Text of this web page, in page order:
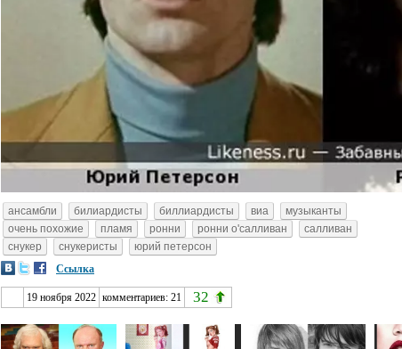
ансамбли билиардисты биллиардисты виа
музыканты
очень похожие
пламя ронни ронни о'салливан
салливан
снукер
снукеристы
юрий петерсон
Ссылка
19 ноября 2022 комментариев: 21 32